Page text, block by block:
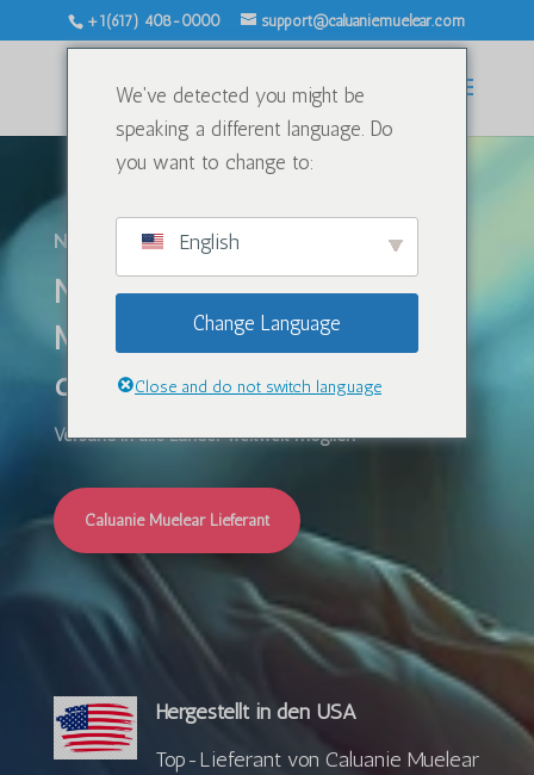
+1(617) 408-0000 support@caluaniemuelear.com
NUR ONLINE-KAUF!!
Nr. 1 Lieferant von Caluanie
Muelear Oxidize, hergestellt in
den USA.
Versand in alle Länder weltweit möglich!
Caluanie Muelear Lieferant
Hergestellt in den USA
Top-Lieferant von Caluanie Muelear
We've detected you might be
speaking a different language. Do
you want to change to:
English
Change Language
Close and do not switch language